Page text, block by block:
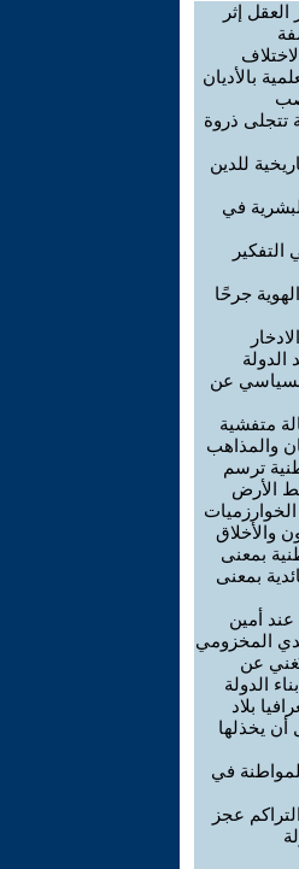
إثر
بالأديان
تتجلى ذروة
للدين
في
جرحًا
الدولة
عن
متفشية
والمذاهب
ترسم
الأرض
والأخلاق
بمعنى
بمعنى
عند أمين
المخزومي
تُغني عن
الدولة
بلاد
أن يخذلها
في
عجز